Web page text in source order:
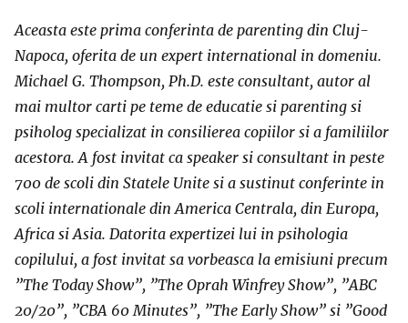
Aceasta este prima conferinta de parenting din Cluj-
Napoca, oferita de un expert international in domeniu.
Michael G. Thompson, Ph.D. este consultant, autor al
mai multor carti pe teme de educatie si parenting si
psiholog specializat in consilierea copiilor si a familiilor
acestora. A fost invitat ca speaker si consultant in peste
700 de scoli din Statele Unite si a sustinut conferinte in
scoli internationale din America Centrala, din Europa,
Africa si Asia. Datorita expertizei lui in psihologia
copilului, a fost invitat sa vorbeasca la emisiuni precum
”The Today Show”, ”The Oprah Winfrey Show”, ”ABC
20/20”, ”CBA 60 Minutes”, ”The Early Show” si ”Good